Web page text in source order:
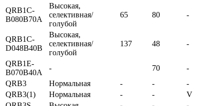
QRB1C-
B080B70A
Высокая,
селективная/
голубой
65 80 -
QRB1C-
D048B40B
Высокая,
селективная/
голубой
137 48 -
QRB1E-
B070B40A
- 70
-
QRB3
Нормальная - -
-
QRB3(1)
Нормальная - -
V